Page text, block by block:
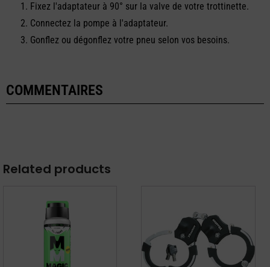
Fixez l'adaptateur à 90° sur la valve de votre trottinette.
Connectez la pompe à l'adaptateur.
Gonflez ou dégonflez votre pneu selon vos besoins.
COMMENTAIRES
Related products
plusieurs
variations.